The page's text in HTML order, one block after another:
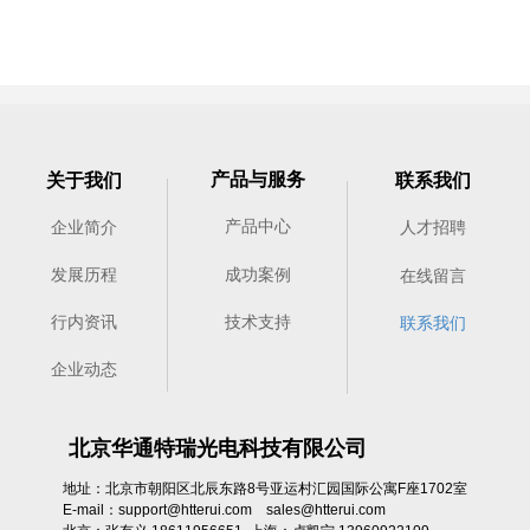
关于我们
企业简介
发展历程
行内资讯
企业动态
产品中心
成功案例
技术支持
产品与服务
人才招聘
在线留言
联系我们
联系我们
北京华通特瑞光电科技有限公司
地址：北京市朝阳区北辰东路8号亚运村汇园国际公寓F座1702室
E-mail：support@htterui.com sales@htterui.com